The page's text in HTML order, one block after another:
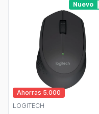
Nuevo
Ahorras 5.000
LOGITECH